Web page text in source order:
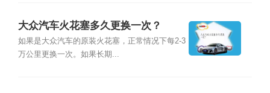
大众汽车火花塞多久更换一次？
如果是大众汽车的原装火花塞，正常情况下每2-3
万公里更换一次。如果长期...